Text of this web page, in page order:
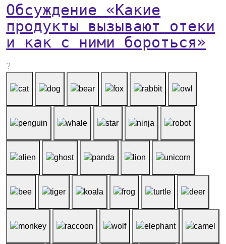
Обсуждение «Какие
продукты вызывают отеки
и как с ними бороться»
?